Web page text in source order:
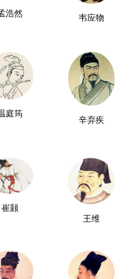
浩然 韦应物
庭筠
辛弃疾
崔颢
王维